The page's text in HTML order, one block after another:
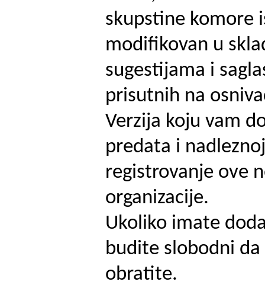
skupstine komore
modifikovan u
sugestijama i
prisutnih na
Verzija koju vam
predata i
registrovanje ove
organizacije.
Ukoliko imate
budite slobodni da
obratite.